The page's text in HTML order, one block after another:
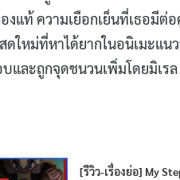
งแท้ ความเยือกเย็นที่เธอมีต่
ดใหม่ที่หาได้ยากในอนิเมะแ
ละถูกจุดชนวนเพิ่มโดยมิเรล
[รีวิว-เรื่องย่อ] My